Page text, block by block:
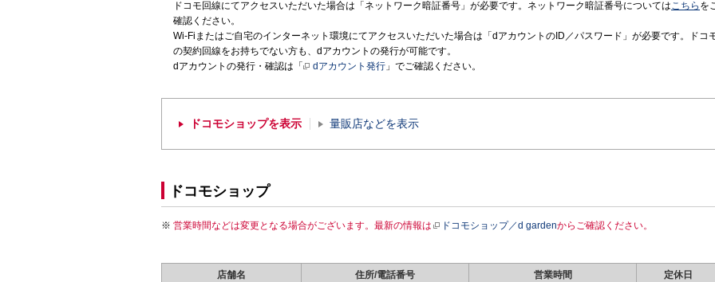
ドコモ回線にてアクセスいただいた場合は「ネットワーク暗証番号」が必要です。ネットワーク暗証番号についてはこちら を
確認ください。
Wi-Fiまたはご自宅のインターネット環境にてアクセスいただいた場合は「dアカウントのID／パスワード」が必要です。ドコ
の契約回線をお持ちでない方も、dアカウントの発行が可能です。
dアカウントの発行・確認は「
dアカウント発行 」でご確認ください。
ドコモショップを表示 量販店などを表示
ドコモショップ
営業時間などは変更となる場合がございます。最新の情報は ドコモショップ／d gardenからご確認ください。
店舗名 住所/電話番号 営業時間 定休日